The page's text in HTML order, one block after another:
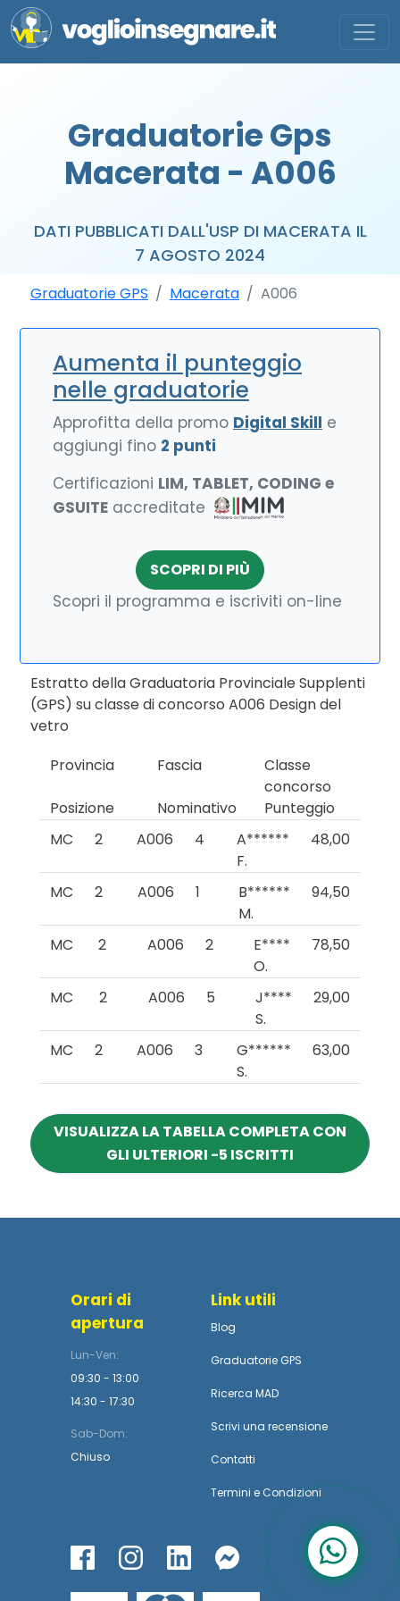
Graduatorie Gps
Macerata - A006
DATI PUBBLICATI DALL'USP DI MACERATA IL
7 AGOSTO 2024
Graduatorie GPS Macerata A006
Aumenta il punteggio
nelle graduatorie
Approfitta della promo Digital Skill e
aggiungi fino 2 punti
Certificazioni LIM, TABLET, CODING e
GSUITE accreditate
SCOPRI DI PIÙ
Scopri il programma e iscriviti on-line
Estratto della Graduatoria Provinciale Supplenti
(GPS) su classe di concorso A006 Design del
vetro
Provincia
Fascia
Classe
concorso
Posizione
Nominativo
Punteggio
MC
2 A006 4
A******
F.
48,00
MC 2 A006 1
B******
M.
94,50
MC 2 A006 2
E****
O.
78,50
MC 2 A006 5
J****
S.
29,00
MC 2 A006 3
G******
S.
63,00
VISUALIZZA LA TABELLA COMPLETA CON
GLI ULTERIORI -5 ISCRITTI
Orari di
apertura
Lun-Ven:
09:30 - 13:00
14:30 - 17:30
Sab-Dom:
Chiuso
Link utili
Blog
Graduatorie GPS
Ricerca MAD
Scrivi una recensione
Contatti
Termini e Condizioni